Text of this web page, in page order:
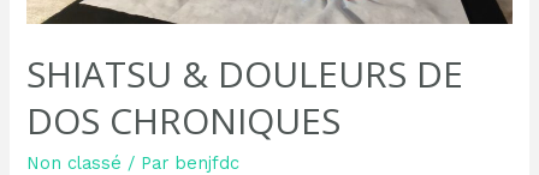
SHIATSU & DOULEURS DE
DOS CHRONIQUES
Non classé / Par benjfdc